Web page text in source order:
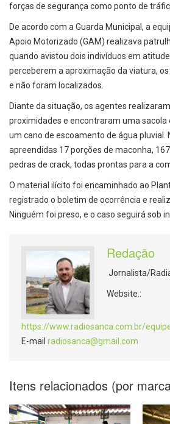
forças de segurança como ponto de
De acordo com a Guarda Municipal, a
Apoio Motorizado (GAM) realizava
quando avistou dois indivíduos em
perceberem a aproximação da viatura,
e não foram localizados.
Diante da situação, os agentes
proximidades e encontraram uma sacola
um cano de escoamento de água pluvial.
apreendidas 17 porções de maconha,
pedras de crack, todas prontas para a
O material ilícito foi encaminhado ao
registrado o boletim de ocorrência e
Ninguém foi preso, e o caso seguirá sob
Redação
Jornalista/
Website.:
https://www.radiosanca.com.br/
E-mail radiosanca@gmail.com
Itens relacionados (por